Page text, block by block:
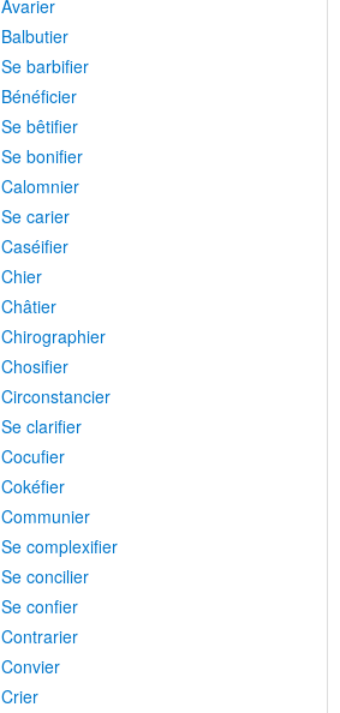
Avarier
Balbutier
Se barbifier
Bénéficier
Se bêtifier
Se bonifier
Calomnier
Se carier
Caséifier
Chier
Châtier
Chirographier
Chosifier
Circonstancier
Se clarifier
Cocufier
Cokéfier
Communier
Se complexifier
Se concilier
Se confier
Contrarier
Convier
Crier